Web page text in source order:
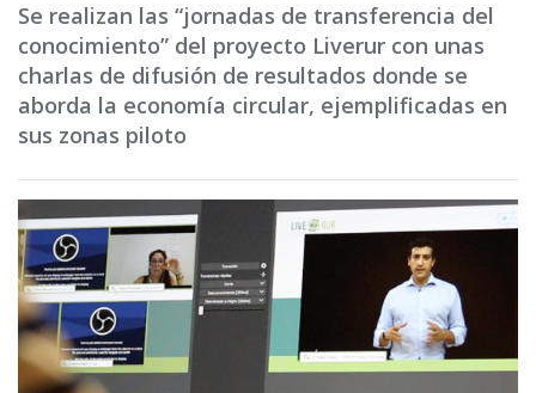
Se realizan las “jornadas de transferencia del
conocimiento” del proyecto Liverur con unas
charlas de difusión de resultados donde se
aborda la economía circular, ejemplificadas en
sus zonas piloto